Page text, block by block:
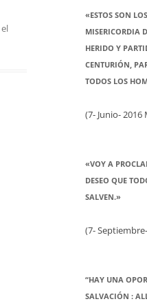
el
«ESTOS SON
MISERICORDIA
HERIDO Y
CENTURIÓN,
TODOS LOS
(7- Junio- 2016
«VOY A
DESEO QUE
SALVEN.»
(7-
“HAY UNA
SALVACIÓN :